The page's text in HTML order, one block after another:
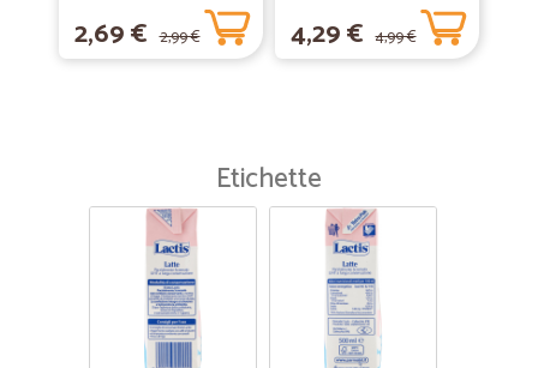
2,69 € 2,99 € 4,29 € 4,99 €
Etichette